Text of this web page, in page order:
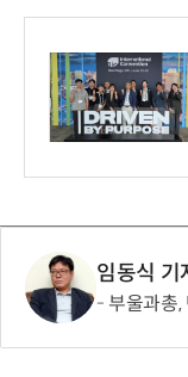
임동식 기
부울과총, 탄